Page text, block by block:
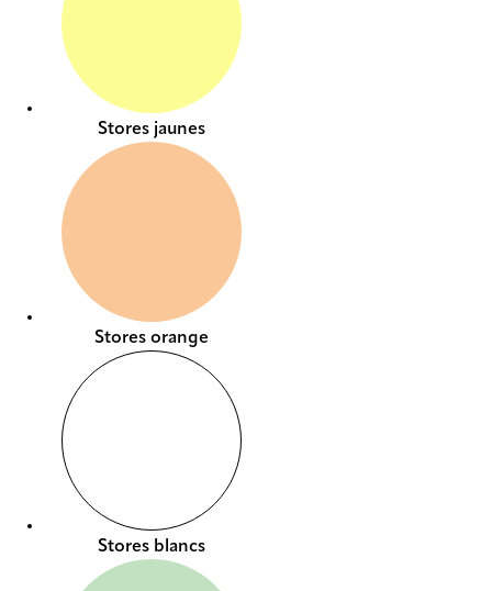
Stores jaunes
Stores orange
Stores blancs